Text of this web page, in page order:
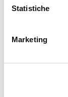
Statistiche
Marketing